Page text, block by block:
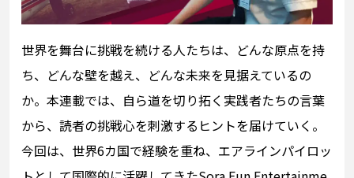
世界を舞台に挑戦を続ける人たちは、どんな原点を持
ち、どんな壁を越え、どんな未来を見据えているの
か。本連載では、自ら道を切り拓く実践者たちの言葉
から、読者の挑戦心を刺激するヒントを届けていく。
今回は、世界6カ国で経験を重ね、エアラインパイロッ